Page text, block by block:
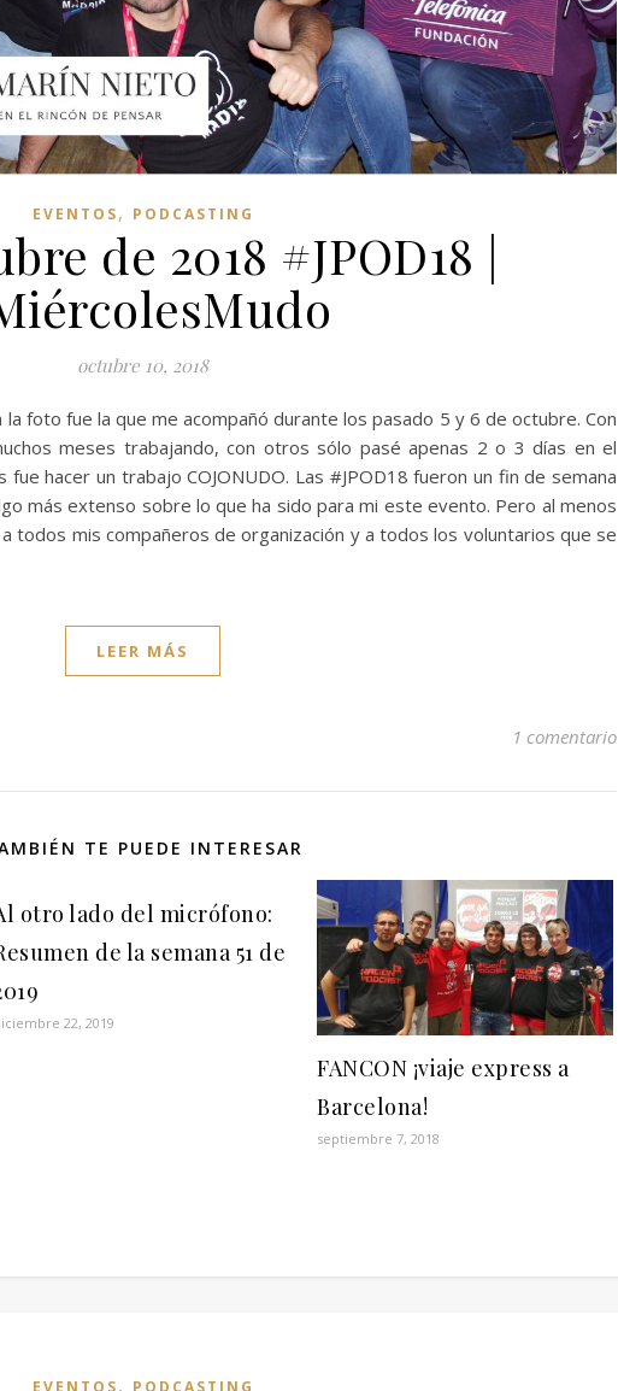
EVENTOS, PODCASTING
de 2018 #JPOD18 |
octubre 10, 2018
foto fue la que me acompañó durante los pasado 5 y 6 de octubre. Con
meses trabajando, con otros sólo pasé apenas 2 o 3 días en el
hacer un trabajo COJONUDO. Las #JPOD18 fueron un fin de semana
más extenso sobre lo que ha sido para mi este evento. Pero al menos
todos mis compañeros de organización y a todos los voluntarios que se
LEER MÁS
1 comentario
TE PUEDE INTERESAR
otro lado del micrófono:
de la semana 51 de
22, 2019
FANCON ¡viaje express a
Barcelona!
septiembre 7, 2018
EVENTOS, PODCASTING